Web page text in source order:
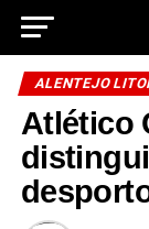
ALENTEJO
Atlético